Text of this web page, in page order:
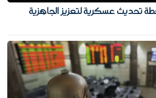
تحديث عسكرية لتعزيز الجاهزية